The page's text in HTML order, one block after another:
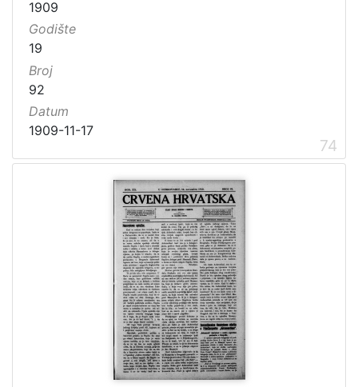
1909
Godište
19
Broj
92
Datum
1909-11-17
74